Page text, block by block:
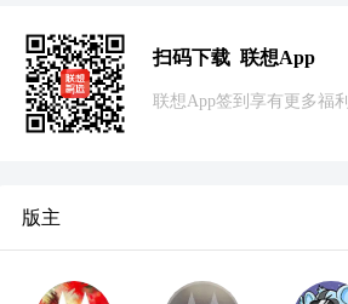
扫码下载 联想App
联想App签到享有更多福利
版主